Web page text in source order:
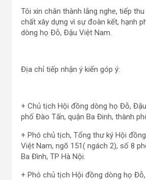
Tôi xin chân thành lắng nghe, tiếp
chất xây dựng vì sự đoàn kết, hạnh
dòng họ Đỗ, Đậu Việt Nam.
Địa chỉ tiếp nhận ý kiến góp ý:
+ Chủ tịch Hội đồng dòng họ Đỗ,
phố Đào Tấn, quận Ba Đinh, thành
+ Phó chủ tịch, Tổng thư ký Hội
Việt Nam, ngõ 151( ngách 2), số 8
Ba Đình, TP Hà Nội.
+ Phó chủ tịch Hội đồng dòng họ